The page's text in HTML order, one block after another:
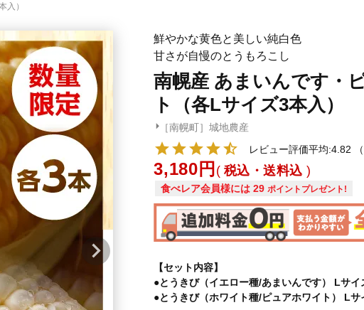
入）
鮮やかな黄色と美しい純白色
甘さが自慢のとうもろこし
南幌産 あまいんです・
ト（各Lサイズ3本入）
［南幌町］城地農産
レビュー評価平均:4.82
3,180 税込・送料込
食べレア会員様には 29 ポイントプレゼント!
【セット内容】
●とうきび（イエロー種/あまいんです） Lサイ
●とうきび（ホワイト種/ピュアホワイト） Lサ